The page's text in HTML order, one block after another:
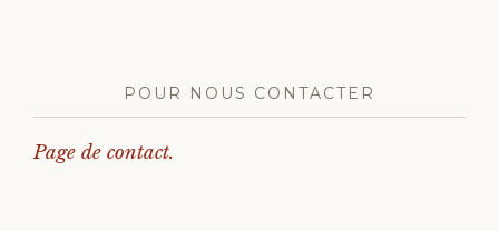
POUR NOUS CONTACTER
Page de contact.